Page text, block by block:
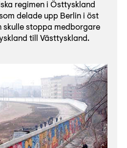
regimen i Östtyskland
delade upp Berlin i öst
skulle stoppa medborgare
till Västtyskland.